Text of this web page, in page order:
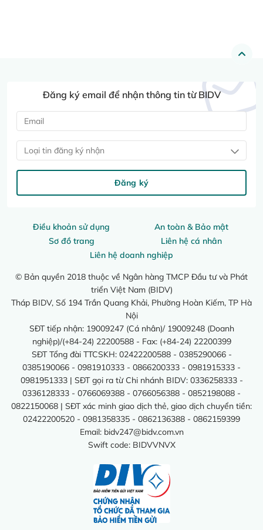
Điều khoản sử dụng
An toàn & Bảo mật
Sơ đồ trang
Liên hệ cá nhân
Liên hệ doanh nghiệp
© Bản quyền 2018 thuộc về Ngân hàng TMCP Đầu tư và Phát
triển Việt Nam (BIDV)
Tháp BIDV, Số 194 Trần Quang Khải, Phường Hoàn Kiếm, TP Hà
Nội
SĐT tiếp nhận: 19009247 (Cá nhân)/ 19009248 (Doanh
nghiệp)/(+84-24) 22200588 - Fax: (+84-24) 22200399
SĐT Tổng đài TTCSKH: 02422200588 - 0385290066 -
0385190066 - 0981910333 - 0866200333 - 0981915333 -
0981951333 | SĐT gọi ra từ Chi nhánh BIDV: 0336258333 -
0336128333 - 0766069388 - 0766056388 - 0852198088 -
0822150068 | SĐT xác minh giao dịch thẻ, giao dịch chuyển tiền:
02422200520 - 0981358335 - 0862136388 - 0862159399
Email: bidv247@bidv.com.vn
Swift code: BIDVVNVX
Đăng ký email để nhận thông tin từ BIDV
Loại tin đăng ký nhận
Đăng ký